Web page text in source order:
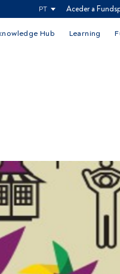
PT Aceder a
Hub Learning